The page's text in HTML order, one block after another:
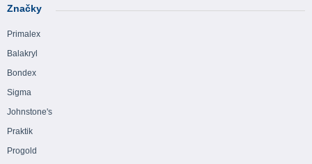
Značky
Primalex
Balakryl
Bondex
Sigma
Johnstone's
Praktik
Progold